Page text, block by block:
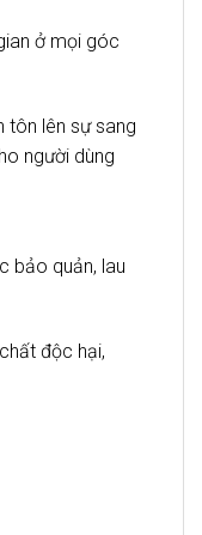
ở mọi góc
tôn lên sự sang
người dùng
bảo quản, lau
độc hại,